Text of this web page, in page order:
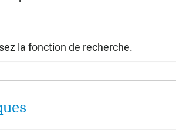
la fonction de recherche.